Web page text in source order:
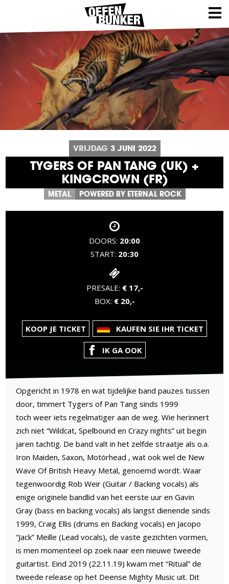
VRIJDAG 3 JUNI 2022
TYGERS OF PAN TANG (UK) +
KINGCROWN (FR)
METAL POWERED BY ETERNAL ROCK
DOORS: 20:00
START: 20:30
PRESALE: € 17,-
BOX: € 20,-
KOOP JE TICKET KAUFEN SIE IHR TICKET
IK GA OOK
Opgericht in 1978 en wat tijdelijke band pauzes tussen
door, timmert Tygers of Pan Tang sinds 1999
toch weer iets regelmatiger aan de weg. Wie herinnert
zich niet “Wildcat, Spelbound en Crazy nights” uit begin
jaren tachtig. De band valt in het zelfde straatje als o.a.
Iron Maiden, Saxon, Motörhead , wat ook wel de New
Wave Of British Heavy Metal, genoemd wordt. Waar
tegenwoordig Rob Weir (Guitar / Backing vocals) als
enige originele bandlid van het eerste uur en Gavin
Gray (bass en backing vocals) als langst dienende sinds
1999, Craig Ellis (drums en Backing vocals) en Jacopo
“Jack” Meille (Lead vocals), de vaste gezichten vormen,
is men momenteel op zoek naar een nieuwe tweede
guitartist. Eind 2019 (22.11.19) kwam met “Ritual” de
tweede release op het Deense Mighty Music uit. Dit